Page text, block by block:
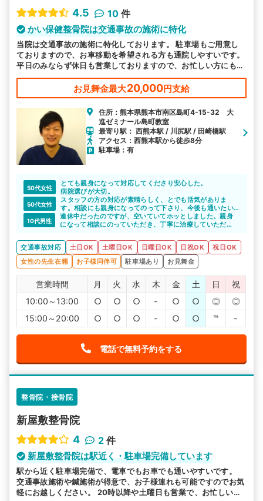
4.5
10 件
かい保健整骨院は交通事故の施術に特化
当院は交通事故の施術に特化しております。 駐車場もご用意し
ておりますので、お車移動を希望される方も通院しやすいです。
平日のみならず休日も営業しておりますので、お忙しい方にも通
いやすい環境を整えております。皆様のお越しをお待ちしており
お見舞金最大20,000円支給
住所：熊本県熊本市南区島町4-15-32 大
進ゼミナール島町教室
最寄り駅： 西熊本駅 / 川尻駅 / 田崎橋駅
アクセス：西熊本駅から徒歩8分
駐車場：有
50代女性
とても親身になって対応してくださり安心した。
病院選びが大切。
50代女性
スタッフの方の対応が素晴らしく、とでも活気がありま
す。相談にも親身になってのって下さり、今後も通いたい
です。
10代男性
連休中だったのですが、空いていてホッとしました。親身
になって相談にのっていただき、丁寧に治療していただ
交通事故対応
土日OK 土曜日OK 日曜日OK 日祝OK
祝日OK
女性の先生在籍
お子様同伴可 駐車場あり お見舞金
営業時間 月 火 水 木 金 土 日
祝
10:00～13:00
○ ○ ○ - ○ ○ ◎
◎
15:00～20:00
○ ○ ○ - ○ ○ ℡ -
電話で無料予約をする
整骨院・接骨院
新屋敷整骨院
4
2 件
新屋敷整骨院は駅近く・駐車場完備しています
駅から近く駐車場完備で、電車でもお車でも通いやすいです。
交通事故施術や鍼施術が得意で、お子様連れも可能ですのでお気
軽にお越しください。 20時以降や土曜日も営業で、お忙しい方